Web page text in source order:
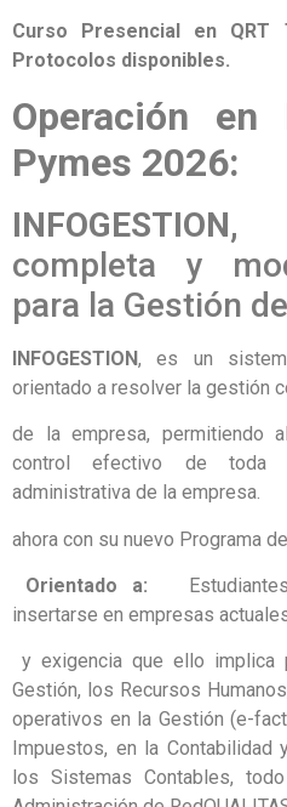
Curso Presencial en
Protocolos disponibles.
Operación en
Pymes 2026:
INFOGESTION,
completa y
para la Gestión
INFOGESTION, es un
orientado a resolver la gestión
de la empresa, permitiendo
control efectivo de toda
administrativa de la empresa.
ahora con su nuevo Programa
Orientado a:
insertarse en empresas
y exigencia que ello implica
Gestión, los Recursos
operativos en la Gestión (e-
Impuestos, en la Contabilidad
los Sistemas Contables,